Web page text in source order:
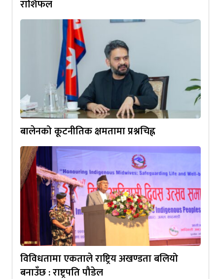
राशिफल
बालेनको कूटनीतिक क्षमतामा प्रश्नचिह्न
विविधतामा एकताले राष्ट्रिय अखण्डता बलियो
बनाउँछ : राष्ट्रपति पौडेल